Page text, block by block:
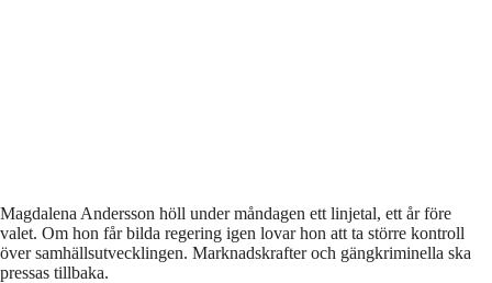
Magdalena Andersson höll under måndagen ett linjetal, ett år före
valet. Om hon får bilda regering igen lovar hon att ta större kontroll
över samhällsutvecklingen. Marknadskrafter och gängkriminella ska
pressas tillbaka.